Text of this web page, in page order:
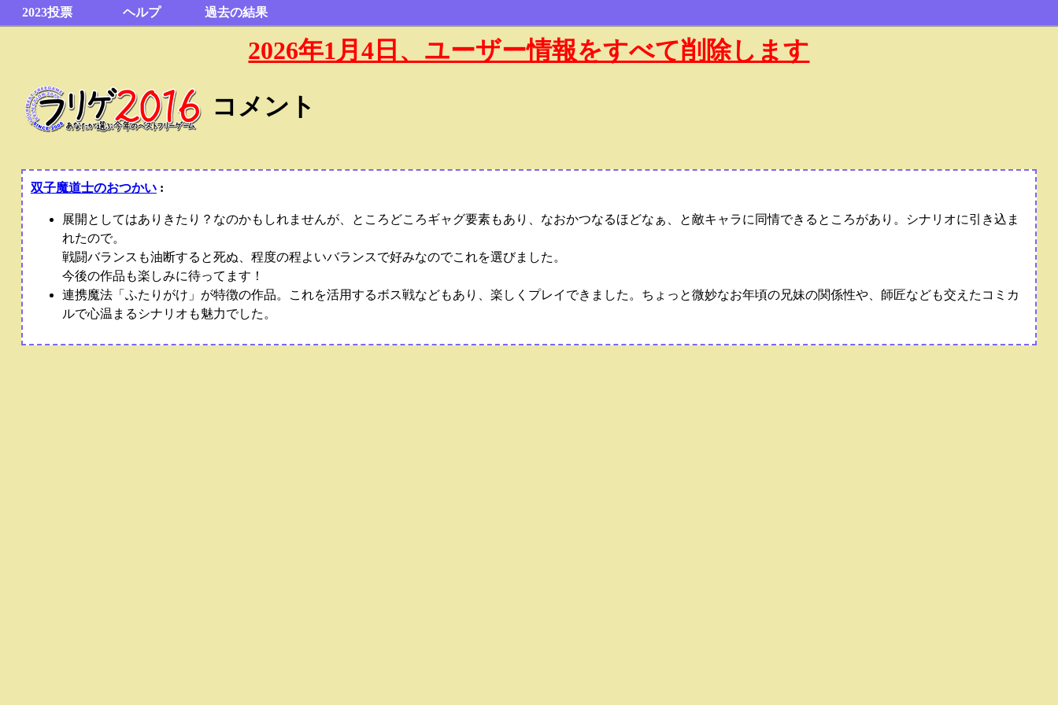
2023投票 ヘルプ 過去の結果
2026年1月4日、ユーザー情報をすべて削除します
コメント
双子魔道士のおつかい:
展開としてはありきたり？なのかもしれませんが、ところどころギャグ要素もあり、なおかつなるほどなぁ、と敵キャラに同情できるところがあり。シナリオに引き込ま
れたので。
戦闘バランスも油断すると死ぬ、程度の程よいバランスで好みなのでこれを選びました。
今後の作品も楽しみに待ってます！
連携魔法「ふたりがけ」が特徴の作品。これを活用するボス戦などもあり、楽しくプレイできました。ちょっと微妙なお年頃の兄妹の関係性や、師匠なども交えたコミカ
ルで心温まるシナリオも魅力でした。